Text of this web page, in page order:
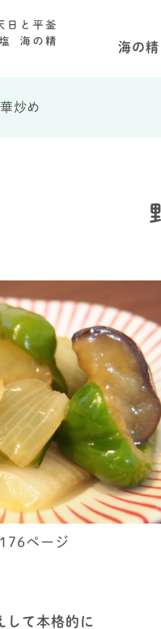
海の精
炒め
ページ
して本格的に